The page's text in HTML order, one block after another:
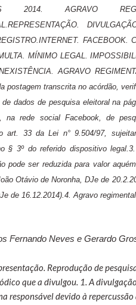
2014. AGRAVO
FACEBOOK.
MÍNIMO LEGAL.
AGRAVO
postagem transcrita no acórdão,
de dados de pesquisa eleitoral na
na rede social Facebook, de
art. 33 da Lei n° 9.504/97,
§ 3º do referido dispositivo
pode ser reduzida para valor
Otávio de Noronha, DJe de
de 16.12.2014).4. Agravo
Fernando Neves e Gerardo
Reprodução de
que a divulgou. 1. A
responsável devido à